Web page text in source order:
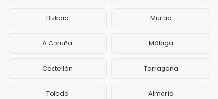
Bizkaia Murcia
A Coruña Málaga
Castellón Tarragona
Toledo Almería